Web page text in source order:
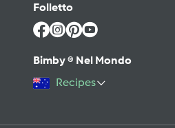
Folletto
Bimby ® Nel Mondo
Recipes